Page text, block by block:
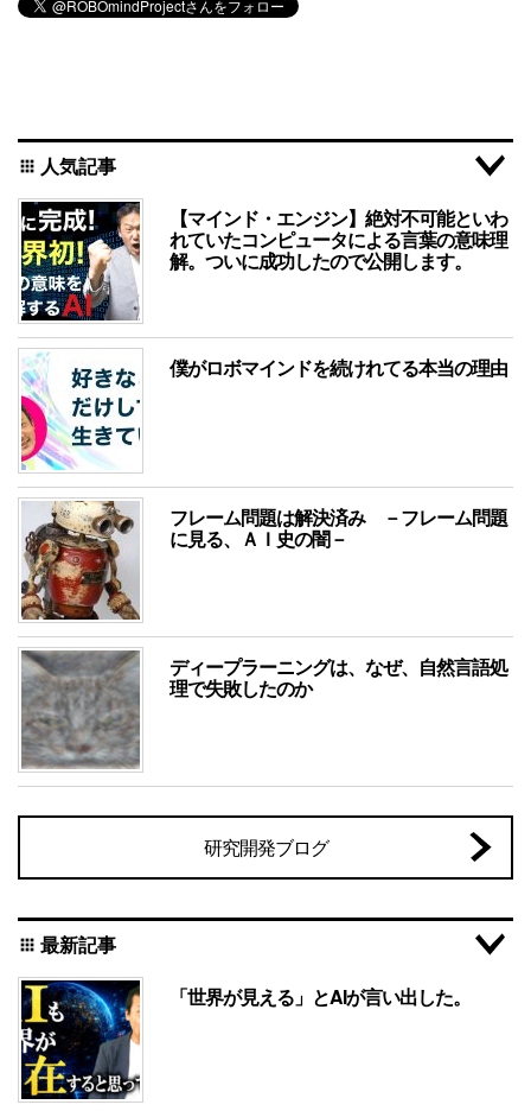
apps 人気記事
【マインド・エンジン】絶対不可能といわ
れていたコンピュータによる言葉の意味理
解。ついに成功したので公開します。
僕がロボマインドを続けれてる本当の理由
フレーム問題は解決済み －フレーム問題
に見る、ＡＩ史の闇－
ディープラーニングは、なぜ、自然言語処
理で失敗したのか
研究開発ブログ
apps 最新記事
「世界が見える」とAIが言い出した。